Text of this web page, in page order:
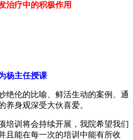
治疗中的积极作用
杨主任授课
绝伦的比喻、鲜活生动的案例、通
养身观深受大伙喜爱。
培训将会持续开展，我院希望我们
且能在每一次的培训中能有所收